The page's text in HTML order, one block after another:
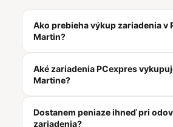
Ako prebieha výkup zariadenia v
Martin?
osobne do OC Tulip Martin alebo
zdarma. Naši technici zariadenie
hotovosti alebo prevodom.
Aké zariadenia PCexpres
Martine?
Xiaomi, Huawei a ďalšie),
Dostanem peniaze ihneď pri
zariadenia?